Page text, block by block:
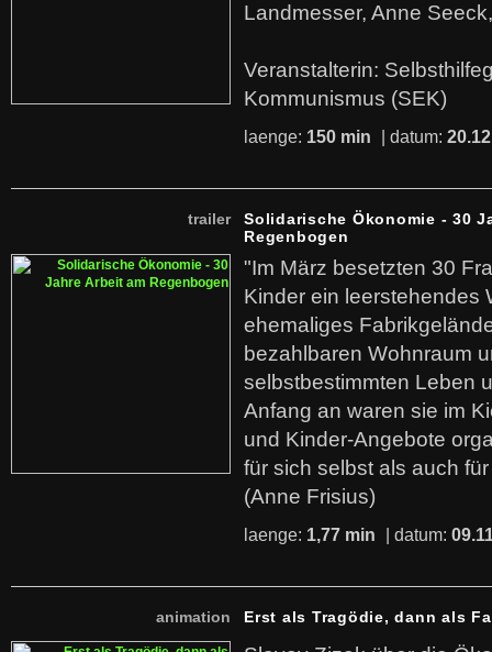
Landmesser, Anne
Veranstalterin:
Kommunismus (SEK)
laenge: 150 min | datum:
trailer
Solidarische Ökonomie - 30
Regenbogen
"Im März besetzten 30
Kinder ein leerstehendes
ehemaliges
bezahlbaren Wohnraum
selbstbestimmten Leben
Anfang an waren sie im
und Kinder-Angebote
für sich selbst als auch
(Anne Frisius)
laenge: 1,77 min | datum:
animation Erst als Tragödie, dann als